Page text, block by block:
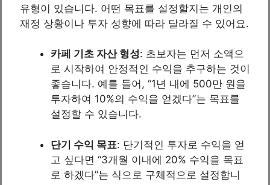
유형이 있습니다. 어떤 목표를 설정할지는 개인의
재정 상황이나 투자 성향에 따라 달라질 수 있어요.
카페 기초 자산 형성: 초보자는 먼저 소액으
로 시작하여 안정적인 수익을 추구하는 것이
좋습니다. 예를 들어, “1년 내에 500만 원을
투자하여 10%의 수익을 얻겠다”는 목표를
설정할 수 있습니다.
단기 수익 목표: 단기적인 투자로 수익을 얻
고 싶다면 “3개월 이내에 20% 수익을 목표
로 하겠다”는 식으로 구체적으로 설정합니